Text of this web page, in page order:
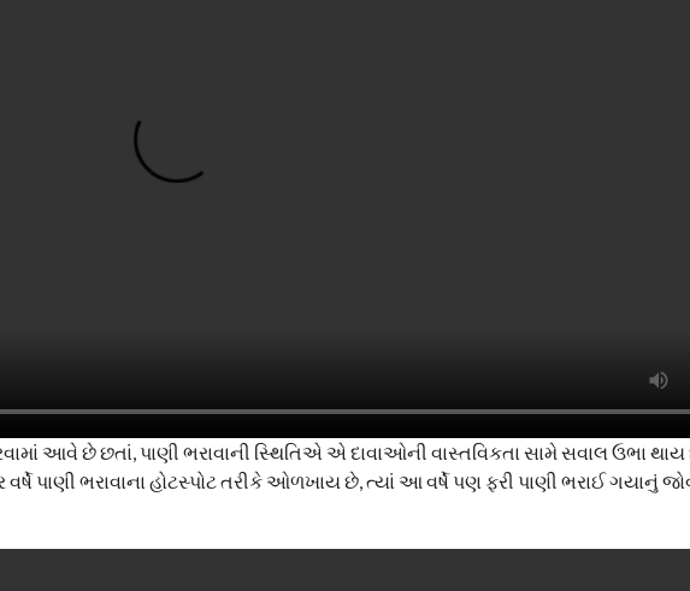
કરવામાં આવે છે છતાં, પાણી ભરાવાની સ્થિતિએ એ દાવાઓની વાસ્તવિકતા સામે સવાલ ઉભા થાય
ભરાવાના હોટસ્પોટ તરીકે ઓળખાય છે, ત્યાં આ વર્ષે પણ ફરી પાણી ભરાઈ ગયાનું